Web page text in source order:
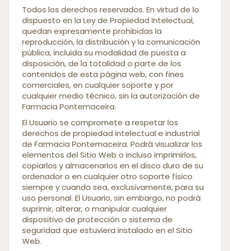
Todos los derechos reservados. En virtud de lo
dispuesto en la Ley de Propiedad Intelectual,
quedan expresamente prohibidas la
reproducción, la distribución y la comunicación
pública, incluida su modalidad de puesta a
disposición, de la totalidad o parte de los
contenidos de esta página web, con fines
comerciales, en cualquier soporte y por
cualquier medio técnico, sin la autorización de
Farmacia Pontemaceira.
El Usuario se compromete a respetar los
derechos de propiedad intelectual e industrial
de Farmacia Pontemaceira. Podrá visualizar los
elementos del Sitio Web o incluso imprimirlos,
copiarlos y almacenarlos en el disco duro de su
ordenador o en cualquier otro soporte físico
siempre y cuando sea, exclusivamente, para su
uso personal. El Usuario, sin embargo, no podrá
suprimir, alterar, o manipular cualquier
dispositivo de protección o sistema de
seguridad que estuviera instalado en el Sitio
Web.